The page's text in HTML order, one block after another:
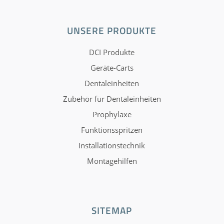
UNSERE PRODUKTE
DCI Produkte
Geräte-Carts
Dentaleinheiten
Zubehör für Dentaleinheiten
Prophylaxe
Funktionsspritzen
Installationstechnik
Montagehilfen
SITEMAP